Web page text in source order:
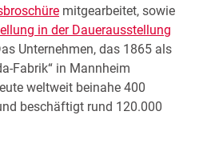
mitgearbeitet, sowie
in der Dauerausstellung
Unternehmen, das 1865 als
Fabrik“ in Mannheim
weltweit beinahe 400
beschäftigt rund 120.000